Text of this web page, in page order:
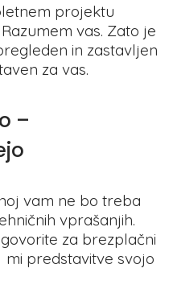
projektu
vas. Zato je
in zastavljen
za vas.
–
vam ne bo treba
vprašanjih.
za brezplačni
predstavitve svojo